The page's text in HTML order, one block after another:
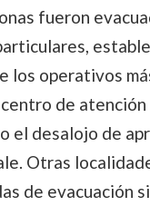
fueron
los operativos
de
el desalojo de
Otras
de evacuación